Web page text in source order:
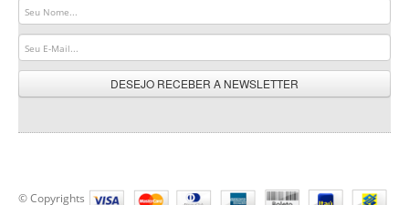
DESEJO RECEBER A NEWSLETTER
© Copyrights